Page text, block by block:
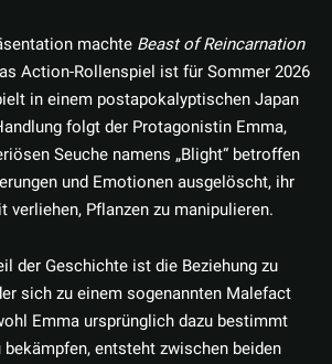
machte Beast of Reincarnation
Action-Rollenspiel ist für Sommer 2026
in einem postapokalyptischen Japan
folgt der Protagonistin Emma,
Seuche namens „Blight“ betroffen
und Emotionen ausgelöscht, ihr
verliehen, Pflanzen zu manipulieren.
der Geschichte ist die Beziehung zu
sich zu einem sogenannten Malefact
Emma ursprünglich dazu bestimmt
bekämpfen, entsteht zwischen beiden